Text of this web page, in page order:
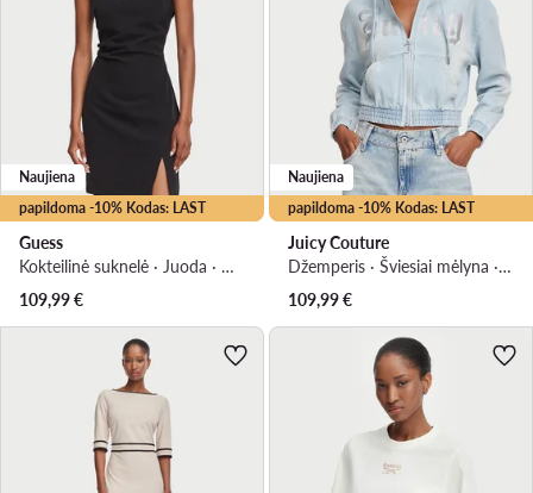
papildoma -10% Kodas: LAST
Naujiena
Guess
Kokteilinė suknelė · Juoda · Mini
109,99€
papildoma -10% Kodas: LAST
Naujiena
Juicy Couture
Džemperis · Šviesiai mėlyna · Regular Fit
109,99€